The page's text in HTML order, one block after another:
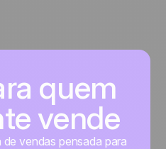
quem
vende
vendas pensada para